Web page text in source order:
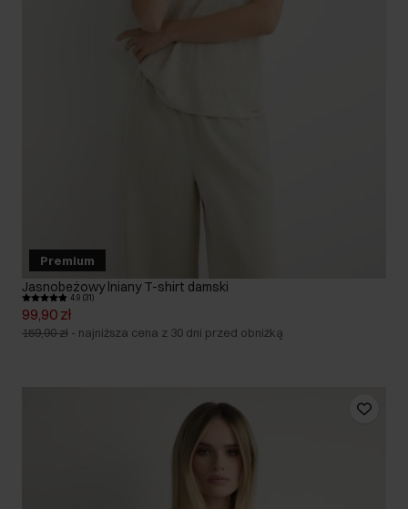
Premium
Jasnobeżowy lniany T-shirt damski
4.9 (31)
99,90 zł
159,90 zł - najniższa cena z 30 dni przed obniżką